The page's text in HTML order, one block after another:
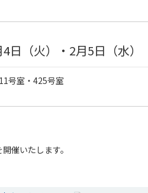
日（火）・2月5日（水）
号室・425号室
催いたします。